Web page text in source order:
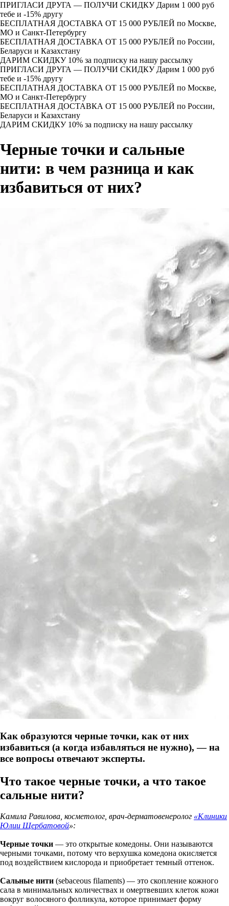
ПРИГЛАСИ ДРУГА — ПОЛУЧИ СКИДКУ Дарим 1 000 руб
тебе и -15% другу
БЕСПЛАТНАЯ ДОСТАВКА ОТ 15 000 РУБЛЕЙ по Москве,
МО и Санкт-Петербургу
БЕСПЛАТНАЯ ДОСТАВКА ОТ 15 000 РУБЛЕЙ по России,
Беларуси и Казахстану
ДАРИМ СКИДКУ 10% за подписку на нашу рассылку
ПРИГЛАСИ ДРУГА — ПОЛУЧИ СКИДКУ Дарим 1 000 руб
тебе и -15% другу
БЕСПЛАТНАЯ ДОСТАВКА ОТ 15 000 РУБЛЕЙ по Москве,
МО и Санкт-Петербургу
БЕСПЛАТНАЯ ДОСТАВКА ОТ 15 000 РУБЛЕЙ по России,
Беларуси и Казахстану
ДАРИМ СКИДКУ 10% за подписку на нашу рассылку
Черные точки и сальные
нити: в чем разница и как
избавиться от них?
Как образуются черные точки, как от них
избавиться (а когда избавляться не нужно), — на
все вопросы отвечают эксперты.
Что такое черные точки, а что такое
сальные нити?
Камила Равилова, косметолог, врач-дерматовенеролог «Клиники
Юлии Щербатовой»:
Черные точки — это открытые комедоны. Они называются
черными точками, потому что верхушка комедона окисляется
под воздействием кислорода и приобретает темный оттенок.
Сальные нити (sebaceous filaments) — это скопление кожного
сала в минимальных количествах и омертвевших клеток кожи
вокруг волосяного фолликула, которое принимает форму